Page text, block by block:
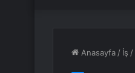
Anasayfa / İş /